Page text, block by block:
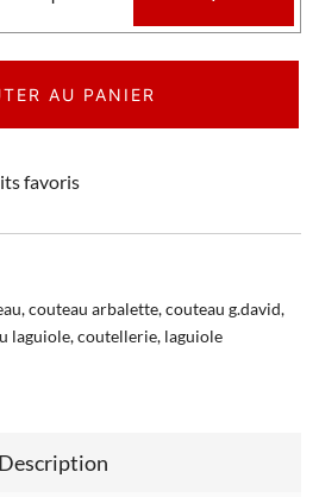
AU PANIER
favoris
,couteau arbalette,couteau g.david,
laguiole,coutellerie, laguiole
Description